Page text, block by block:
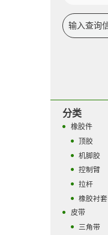
分类
橡胶件
顶胶
机脚胶
控制臂
拉杆
橡胶衬套
皮带
三角带